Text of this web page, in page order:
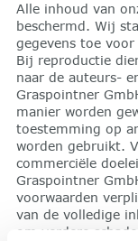
Alle inhoud van
beschermd. Wij
gegevens toe
Bij reproductie
naar de auteurs-
Graspointner
manier worden
toestemming op
worden gebruikt.
commerciële
Graspointner
voorwaarden
van de volledige
om verdere